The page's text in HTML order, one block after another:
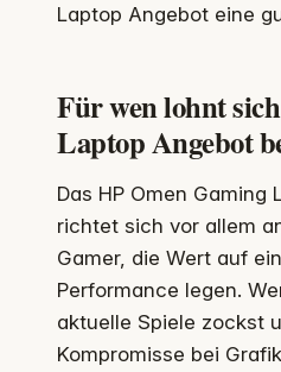
Laptop Angebot eine
Für wen lohnt
Laptop Angebot
Das HP Omen Gaming
richtet sich vor allem
Gamer, die Wert auf
Performance legen.
aktuelle Spiele zockst
Kompromisse bei